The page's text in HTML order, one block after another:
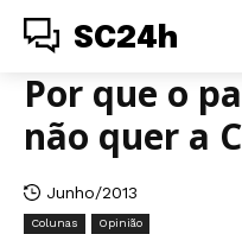
SC24h
Por que o
não quer a
Junho/2013
Colunas Opinião